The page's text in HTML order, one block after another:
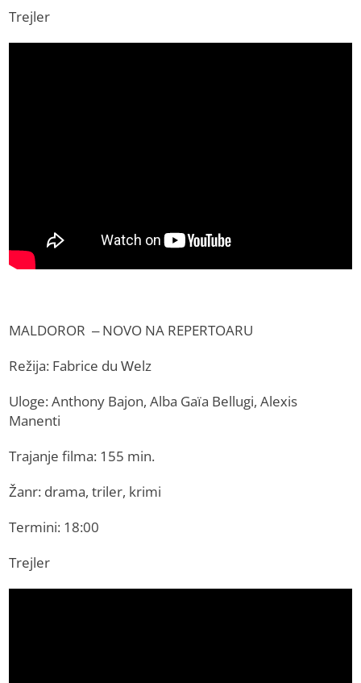
Trejler
MALDOROR – NOVO NA REPERTOARU
Režija: Fabrice du Welz
Uloge: Anthony Bajon, Alba Gaïa Bellugi, Alexis
Manenti
Trajanje filma: 155 min.
Žanr: drama, triler, krimi
Termini: 18:00
Trejler